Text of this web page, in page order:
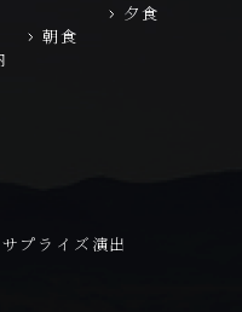
夕食
朝食
サプライズ演出